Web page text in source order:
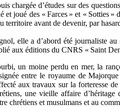
chargée d’études sur des
joué des « Farces » et « Sotties
territoire avant de devenir, par
elle a d’abord été journaliste
aux éditions du CNRS « Saint
un moine perdu en mer, la
entre le royaume de
aux travaux sur la forteresse
une vieille affaire
et musulmans et au